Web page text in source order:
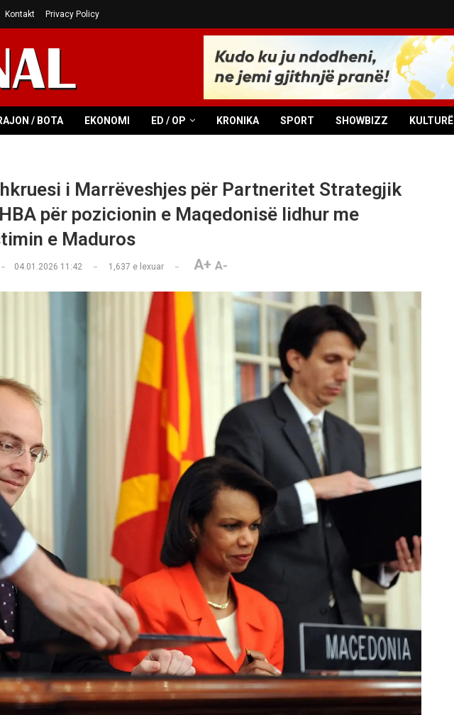
Kontakt Privacy Policy
/ BOTA EKONOMI ED / OP KRONIKA SPORT SHOWBIZZ KULTURË
i Marrëveshjes për Partneritet Strategjik
për pozicionin e Maqedonisë lidhur me
e Maduros
04.01.2026 11:42 1,637 e lexuar A+ A-